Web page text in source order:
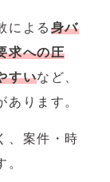
による 身バ
求への圧
すいなど、
ります。
、案件・時
。